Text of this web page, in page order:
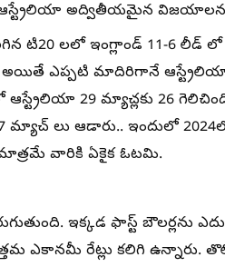
ఆస్ట్రేలియా అద్వితీయమైన
టి20 లలో ఇంగ్లాండ్ 11-6
ఎప్పటి మాదిరిగానే ఆస్ట్రేలియానే
ఆస్ట్రేలియా 29 మ్యాచ్లకు 26
లు ఆడారు.. ఇందులో
వారికి ఏకైక ఓటమి.
ఇక్కడ ఫాస్ట్ బౌలర్లను
ఎకానమీ రేట్లు కలిగి ఉన్నారు.